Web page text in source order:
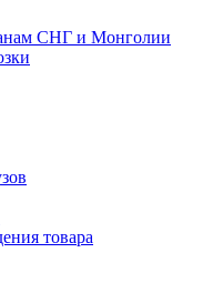
СНГ и Монголии
товара